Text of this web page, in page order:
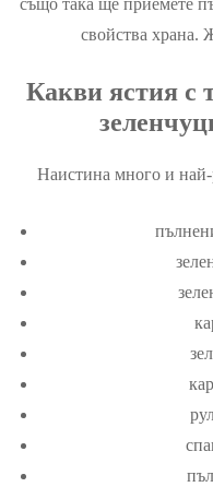
също така ще приемете
свойства храна.
Какви ястия с
Наистина много и най-